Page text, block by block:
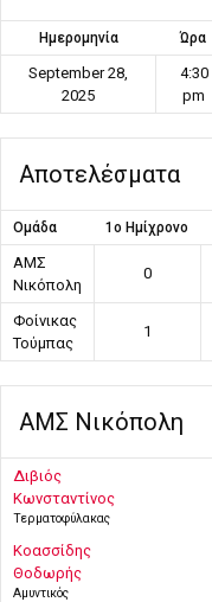
Ημερομηνία Ώρα
September 28,
2025
4:30
pm
Αποτελέσματα
Ομάδα 1ο Ημίχρονο
ΑΜΣ
Νικόπολη
0
Φοίνικας
Τούμπας
1
ΑΜΣ Νικόπολη
Διβιός
Κωνσταντίνος
Τερματοφύλακας
Κοασσίδης
Θοδωρής
Αμυντικός